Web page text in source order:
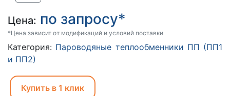
Цена: по запросу*
*Цена зависит от модификаций и условий поставки
Категория: Пароводяные теплообменники ПП (ПП1
и ПП2)
Купить в 1 клик